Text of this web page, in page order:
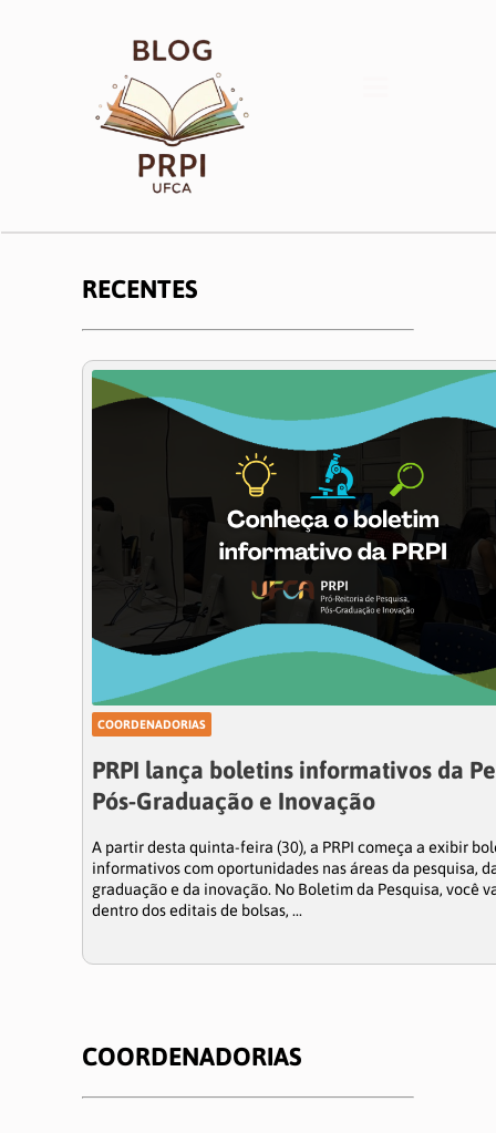
Pós-Graduação
Editoração e Apoio à Publicação
Núcleos
Gestão
Dados
Divulgação Científica
Inovação Tecnológica
Apoio aos Periódicos
RECENTES
COORDENADORIAS
PRPI lança boletins informativos da
Pós-Graduação e Inovação
A partir desta quinta-feira (30), a PRPI começa a exibir
informativos com oportunidades nas áreas da pesquisa,
graduação e da inovação. No Boletim da Pesquisa, você
dentro dos editais de bolsas, ...
COORDENADORIAS